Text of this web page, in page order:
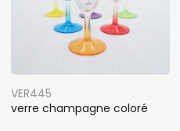
VER445
verre champagne coloré